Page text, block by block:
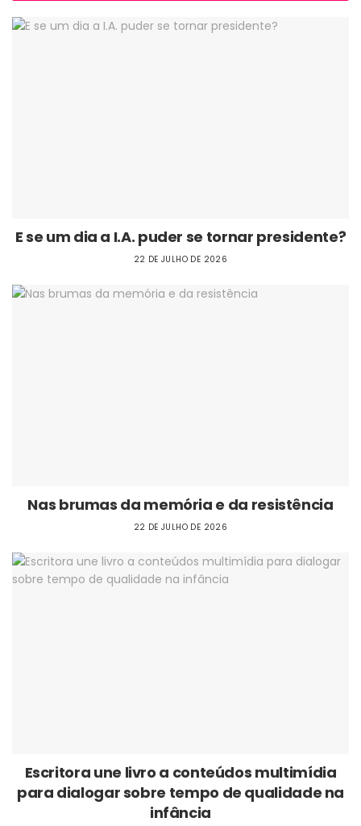
E se um dia a I.A. puder se tornar presidente?
22 DE JULHO DE 2026
Nas brumas da memória e da resistência
22 DE JULHO DE 2026
Escritora une livro a conteúdos multimídia
para dialogar sobre tempo de qualidade na
infância